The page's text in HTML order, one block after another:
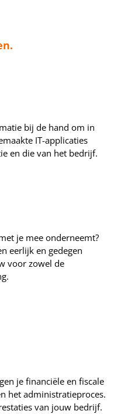
bij de hand om in
IT-applicaties
en die van het bedrijf.
je mee onderneemt?
eerlijk en gedegen
voor zowel de
je financiële en fiscale
het administratieproces.
van jouw bedrijf.